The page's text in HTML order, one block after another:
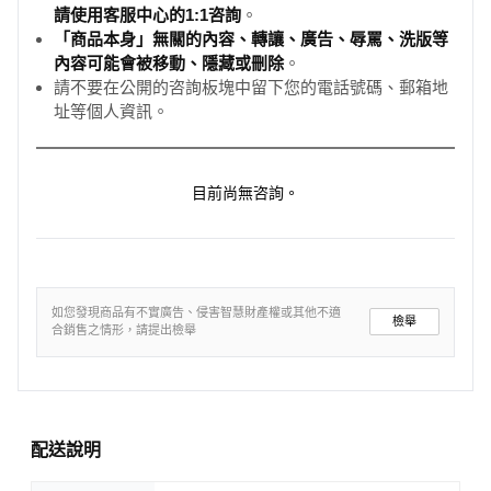
請使用客服中心的1:1咨詢 。
「商品本身」無關的內容、轉讓、廣告、辱罵、洗版等
內容可能會被移動、隱藏或刪除。
請不要在公開的咨詢板塊中留下您的電話號碼、郵箱地
址等個人資訊。
目前尚無咨詢。
如您發現商品有不實廣告、侵害智慧財產權或其他不適
合銷售之情形，請提出檢舉
檢舉
配送說明